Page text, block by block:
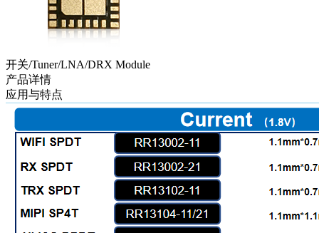
开关/Tuner/LNA/DRX Module
产品详情
应用与特点